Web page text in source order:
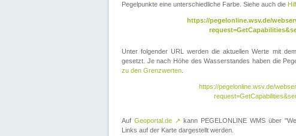
Pegelpunkte eine unterschiedliche Farbe. Siehe auch die
https://pegelonline.wsv.de/
Unter folgender URL werden die aktuellen Werte mit dem
gesetzt. Je nach Höhe des Wasserstandes haben die
zu den Grenzwerten
https://pegelonline.wsv.de/
Auf Geoportal.de ↗ kann PEGELONLINE WMS über
Links auf der Karte dargestellt werden.